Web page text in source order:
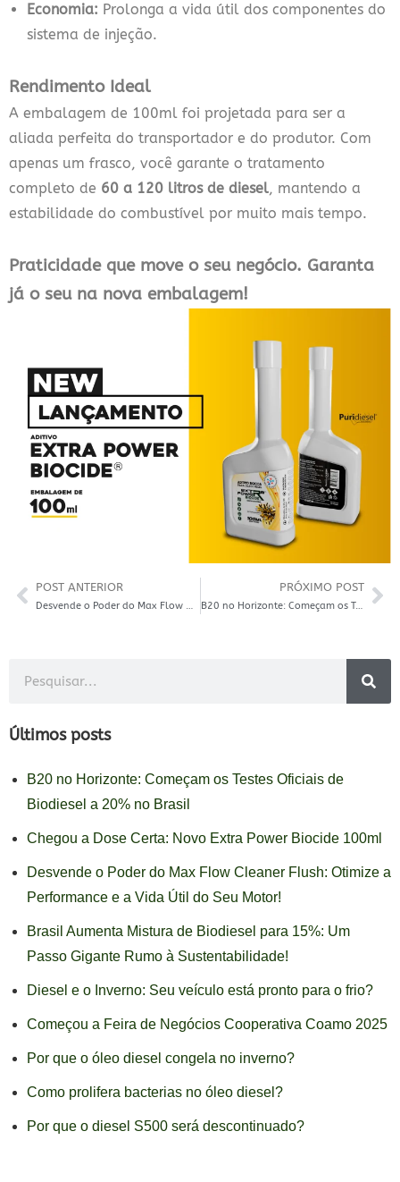
Economia: Prolonga a vida útil dos componentes do
sistema de injeção.
Rendimento Ideal
A embalagem de 100ml foi projetada para ser a
aliada perfeita do transportador e do produtor. Com
apenas um frasco, você garante o tratamento
completo de 60 a 120 litros de diesel, mantendo a
estabilidade do combustível por muito mais tempo.
Praticidade que move o seu negócio. Garanta
já o seu na nova embalagem!
POST ANTERIOR
Desvende o Poder do Max Flow Cleaner Flush: Otimize a Performance e a Vida Útil do Seu Motor!
PRÓXIMO POST
B20 no Horizonte: Começam os Testes Oficiais de Biodiesel a 20% no Brasil
Últimos posts
B20 no Horizonte: Começam os Testes Oficiais de
Biodiesel a 20% no Brasil
Chegou a Dose Certa: Novo Extra Power Biocide 100ml
Desvende o Poder do Max Flow Cleaner Flush: Otimize a
Performance e a Vida Útil do Seu Motor!
Brasil Aumenta Mistura de Biodiesel para 15%: Um
Passo Gigante Rumo à Sustentabilidade!
Diesel e o Inverno: Seu veículo está pronto para o frio?
Começou a Feira de Negócios Cooperativa Coamo 2025
Por que o óleo diesel congela no inverno?
Como prolifera bacterias no óleo diesel?
Por que o diesel S500 será descontinuado?